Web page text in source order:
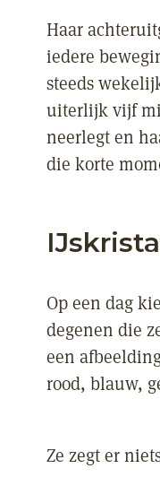
Haar
iedere
steeds
uiterlijk vijf
neerlegt en
die korte
Op een dag
degenen die
een
rood, blauw,
Ze zegt er